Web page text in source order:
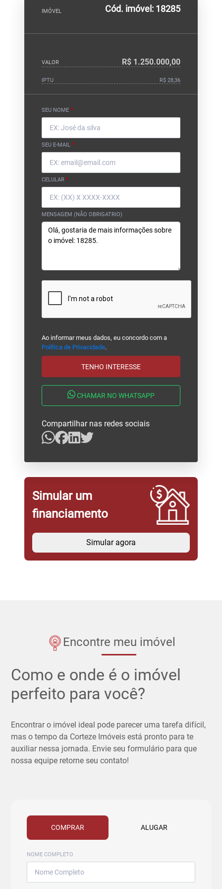
IMÓVEL Cód. imóvel: 18285
VALOR R$ 1.250.000,00
IPTU R$ 28,36
SEU NOME *
SEU E-MAIL *
CELULAR *
MENSAGEM (NÃO OBRIGATRIO)
Ao informar meus dados, eu concordo com a
Política de Privacidade.
TENHO INTERESSE
CHAMAR NO WHATSAPP
Compartilhar nas redes sociais
Simular um
financiamento
Simular agora
Encontre meu imóvel
Como e onde é o imóvel
perfeito para você?
Encontrar o imóvel ideal pode parecer uma tarefa difícil,
mas o tempo da Corteze Imóveis está pronto para te
auxiliar nessa jornada. Envie seu formulário para que
nossa equipe retorne seu contato!
COMPRAR ALUGAR
NOME COMPLETO